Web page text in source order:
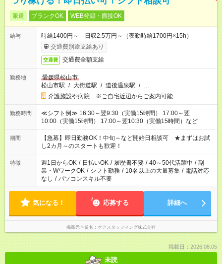
派遣 ブランクOK WEB登録・面接OK
給与
時給1400円～ 日収2.5万円～（夜勤時給1700円×15h）
交通費別途支給あり
交通費 交通費全額支給
勤務地
愛媛県松山市
松山市駅 / 大街道駅 / 道後温泉駅 / …
介護施設や病院 ※ご自宅近辺からご案内可能
勤務時間
≪シフト例≫ 16:30～翌9:30（実働15時間） 17:00～翌
10:00（実働15時間） 17:00～翌10:30（実働15時間）など
期間
【急募】即日勤務OK！中旬～など開始日相談可 ★まずはお試
し2カ月～のスタートも歓迎！
特徴 週1日からOK / 日払いOK / 履歴書不要 / 40～50代活躍中 / 副
業・WワークOK / シフト勤務 / 10名以上の大量募集 / 電話対応
なし / パソコンスキル不要
気になる！ 応募する 詳細へ
掲載元企業名 ケアスタッフィング株式会社
掲載日：2026.08.05
未読